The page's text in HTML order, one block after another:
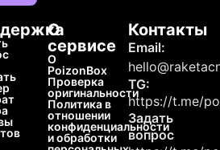
О
сервисе
О
PoizonBox
Проверка
оригинальности
Политика в
отношении
конфиденциальности
и обработки
Контакты
Email:
TG:
https://t.me/
Задать
вопрос